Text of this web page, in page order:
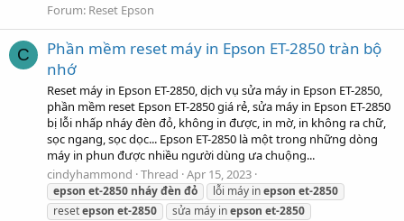
Forum: Reset Epson
C
Phần mềm reset máy in Epson ET-2850 tràn bộ
nhớ
Reset máy in Epson ET-2850, dịch vụ sửa máy in Epson ET-2850,
phần mềm reset Epson ET-2850 giá rẻ, sửa máy in Epson ET-2850
bị lỗi nhấp nháy đèn đỏ, không in được, in mờ, in không ra chữ,
sọc ngang, sọc dọc... Epson ET-2850 là một trong những dòng
máy in phun được nhiều người dùng ưa chuộng...
cindyhammond Thread Apr 15, 2023
epson et-2850 nháyđèn đỏ lỗi máy inepson et-2850
resetepson et-2850 sửa máy inepson et-2850